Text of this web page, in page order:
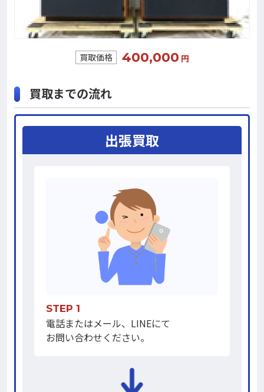
買取価格 400,000 円
買取までの流れ
出張買取
STEP 1
電話またはメール、LINEにて
お問い合わせください。